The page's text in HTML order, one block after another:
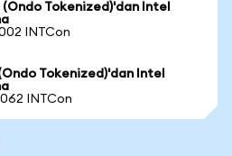
Tokenized)'dan Intel
INTCon
Tokenized)'dan Intel
INTCon